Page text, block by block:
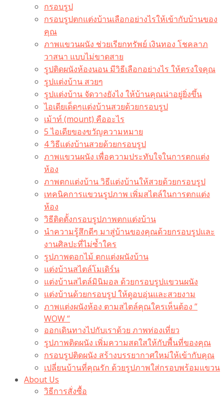
กรอบรูป
กรอบรูปตกแต่งบ้านเลือกอย่างไรให้เข้ากับบ้านของ
คุณ
ภาพแขวนผนัง ช่วยเรียกทรัพย์ เงินทอง โชคลาภ
วาสนา แบบไม่ขาดสาย
รูปติดผนังห้องนอน มีวิธีเลือกอย่างไร ให้ตรงใจคุณ
รูปแต่งบ้าน สวยๆ
รูปแต่งบ้าน จัดวางยังไง ให้บ้านคุณน่าอยู่ยิ่งขึ้น
ไอเดียเด็ดๆแต่งบ้านสวยด้วยกรอบรูป
เม้าท์ (mount) คืออะไร​
5 ไอเดียของขวัญความหมาย
4 วิธีแต่งบ้านสวยด้วยกรอบรูป
ภาพแขวนผนัง เพื่อความประทับใจในการตกแต่ง
ห้อง
ภาพตกแต่งบ้าน วิธีแต่งบ้านให้สวยด้วยกรอบรูป
เทคนิคการแขวนรูปภาพ เพิ่มสไตล์ในการตกแต่ง
ห้อง
วิธีติดตั้งกรอบรูปภาพตกแต่งบ้าน
นำความรู้สึกดีๆ มาสู่บ้านของคุณด้วยกรอบรูปและ
งานศิลปะที่ไม่ซ้ำใคร
รูปภาพดอกไม้ ตกแต่งผนังบ้าน
แต่งบ้านสไตล์โมเดิร์น
แต่งบ้านสไตล์มินิมอล ด้วยกรอบรูปแขวนผนัง
แต่งบ้านด้วยกรอบรูป ให้ดูอบอุ่นและสวยงาม
ภาพแต่งผนังห้อง ตามสไตล์คุณใครเห็นต้อง ”
WOW “
ออกเดินทางไปกับเราด้วย ภาพท่องเที่ยว
รูปภาพติดผนัง เพิ่มความสดใสให้กับพื้นที่ของคุณ
กรอบรูปติดผนัง สร้างบรรยากาศใหม่ให้เข้ากับคุณ
เปลี่ยนบ้านที่คุณรัก ด้วยรูปภาพใส่กรอบพร้อมแขวน​
About Us
วิธีการสั่งซื้อ